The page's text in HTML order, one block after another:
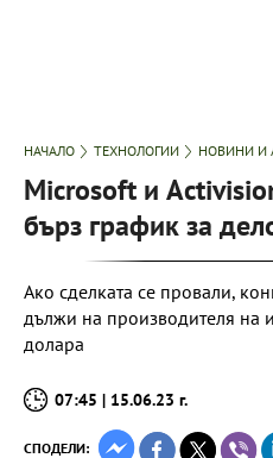
НАЧАЛО ТЕХНОЛОГИИ НОВИНИ И
Microsoft и
бърз график за
Ако сделката се провали,
дължи на производителя на
долара
07:45 | 15.06.23 г.
СПОДЕЛИ: